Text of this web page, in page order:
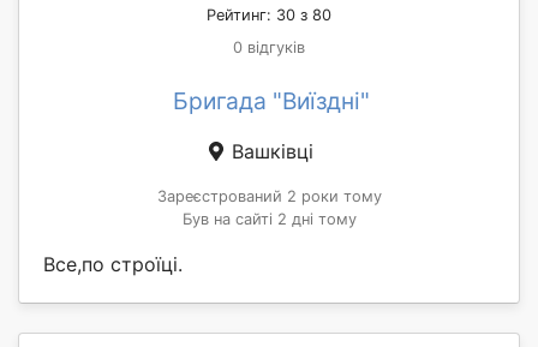
Рейтинг: 30 з 80
0 відгуків
Бригада "Виїздні"
Вашківці
Зареєстрований 2 роки тому
Був на сайті 2 дні тому
Все,по строїці.